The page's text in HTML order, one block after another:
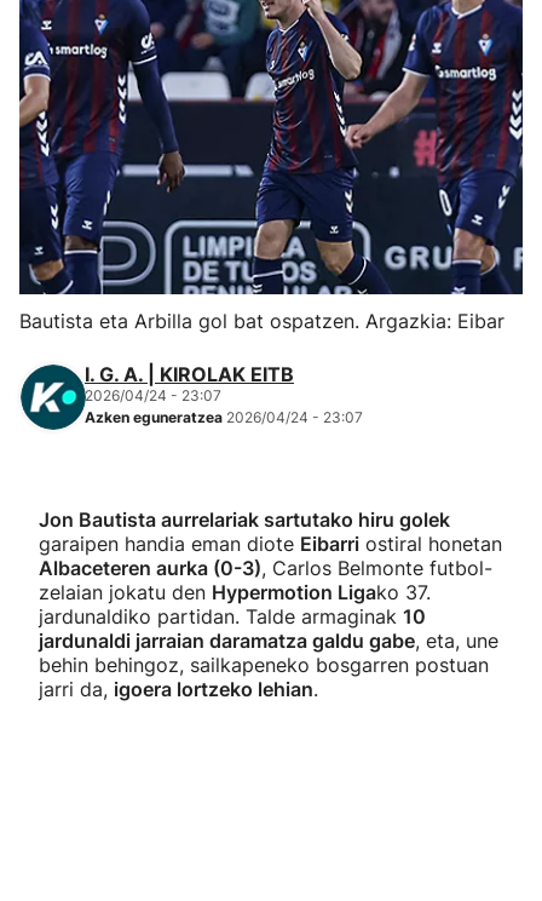
Herri-kirolak
Eskubaloia
Kirolak 360
Atletismoa
Kirol gehiago
"Helmuga"
Bautista eta Arbilla gol bat ospatzen. Argazkia: Eibar
I. G. A. | KIROLAK EITB
2026/04/24 - 23:07
Azken eguneratzea 2026/04/24 - 23:07
Jon Bautista aurrelariak sartutako hiru golek
garaipen handia eman diote Eibarri ostiral honetan
Albaceteren aurka (0-3), Carlos Belmonte futbol-
zelaian jokatu den Hypermotion Ligako 37.
jardunaldiko partidan. Talde armaginak 10
jardunaldi jarraian daramatza galdu gabe, eta, une
behin behingoz, sailkapeneko bosgarren postuan
jarri da, igoera lortzeko lehian.